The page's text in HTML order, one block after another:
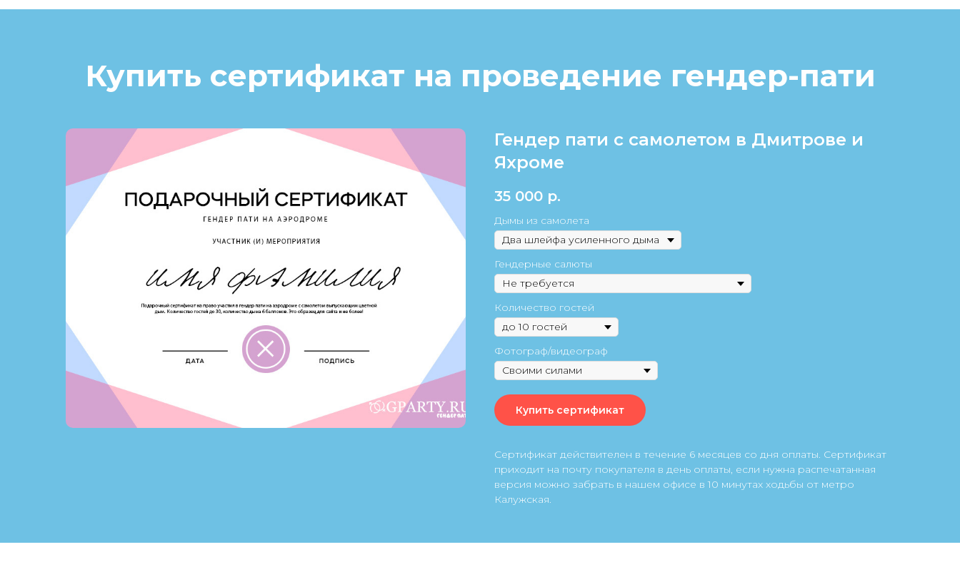
Купить сертификат на проведение гендер-пати
Гендер пати с самолетом в Дмитрове и
Яхроме
35 000 р.
Дымы из самолета
Гендерные салюты
Количество гостей
Фотограф/видеограф
Купить сертификат
Сертификат действителен в течение 6 месяцев со дня оплаты. Сертификат
приходит на почту покупателя в день оплаты, если нужна распечатанная
версия можно забрать в нашем офисе в 10 минутах ходьбы от метро
Калужская.